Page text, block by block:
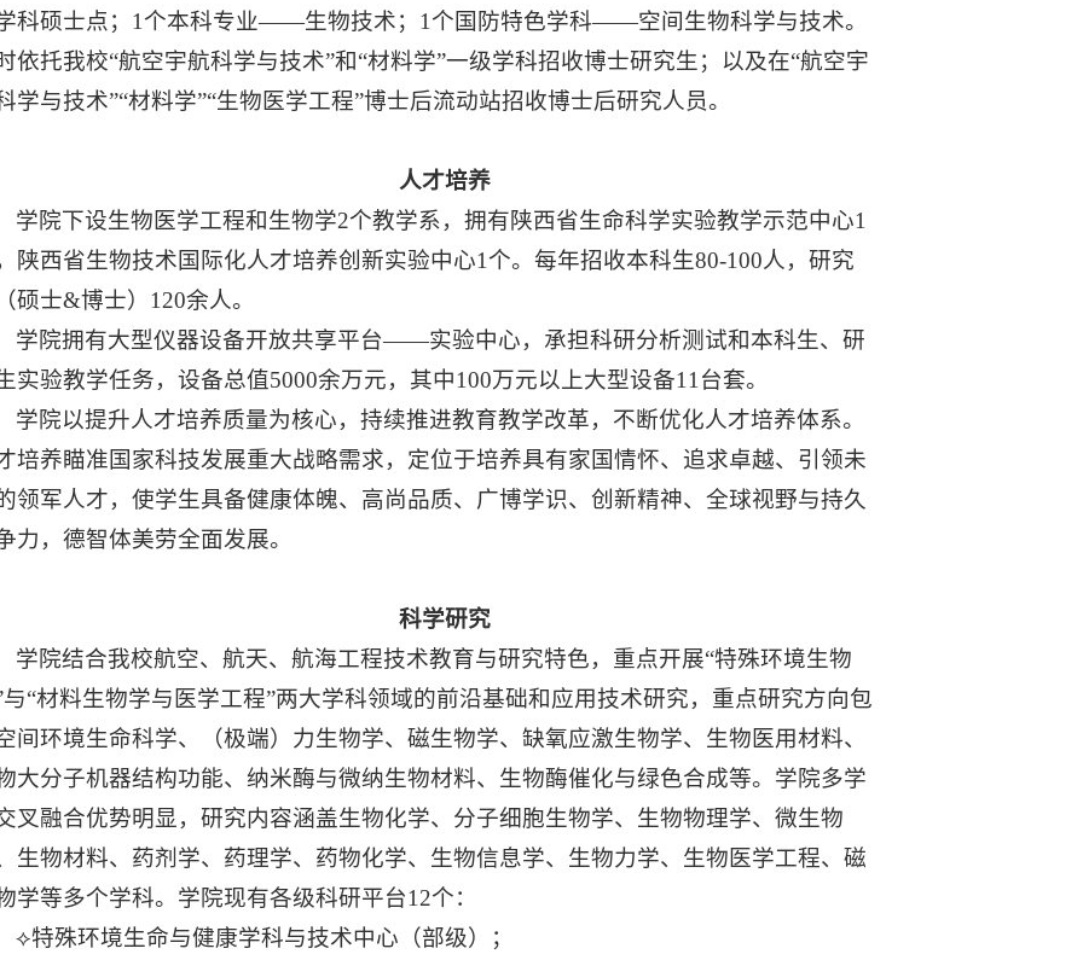
科硕士点；1个本科专业——生物技术；1个国防特色学科——空间生物科学与技术。
依托我校“航空宇航科学与技术”和“材料学”一级学科招收博士研究生；以及在“航空宇
学与技术”“材料学”“生物医学工程”博士后流动站招收博士后研究人员。
人才培养
学院下设生物医学工程和生物学2个教学系，拥有陕西省生命科学实验教学示范中心1
陕西省生物技术国际化人才培养创新实验中心1个。每年招收本科生80-100人，研究
硕士&博士）120余人。
学院拥有大型仪器设备开放共享平台——实验中心，承担科研分析测试和本科生、研
实验教学任务，设备总值5000余万元，其中100万元以上大型设备11台套。
学院以提升人才培养质量为核心，持续推进教育教学改革，不断优化人才培养体系。
培养瞄准国家科技发展重大战略需求，定位于培养具有家国情怀、追求卓越、引领未
领军人才，使学生具备健康体魄、高尚品质、广博学识、创新精神、全球视野与持久
力，德智体美劳全面发展。
科学研究
学院结合我校航空、航天、航海工程技术教育与研究特色，重点开展“特殊环境生物
与“材料生物学与医学工程”两大学科领域的前沿基础和应用技术研究，重点研究方向包
间环境生命科学、（极端）力生物学、磁生物学、缺氧应激生物学、生物医用材料、
大分子机器结构功能、纳米酶与微纳生物材料、生物酶催化与绿色合成等。学院多学
叉融合优势明显，研究内容涵盖生物化学、分子细胞生物学、生物物理学、微生物
生物材料、药剂学、药理学、药物化学、生物信息学、生物力学、生物医学工程、磁
学等多个学科。学院现有各级科研平台12个：
⟡特殊环境生命与健康学科与技术中心（部级）；